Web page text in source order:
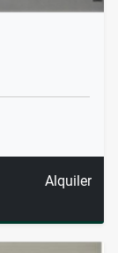
Alquiler